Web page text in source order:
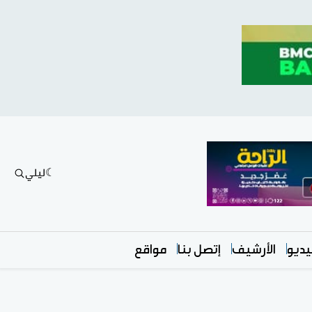
ليلي
الأرشيف إتصل بنا مواقع